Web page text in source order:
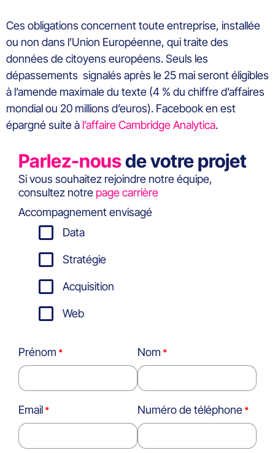
Ces obligations concernent toute entreprise, installée
ou non dans l’Union Européenne, qui traite des
données de citoyens européens. Seuls les
dépassements signalés après le 25 mai seront éligibles
à l’amende maximale du texte (4 % du chiffre d’affaires
mondial ou 20 millions d’euros). Facebook en est
épargné suite à l’affaire Cambridge Analytica.
Parlez-nousde votre projet
Si vous souhaitez rejoindre notre équipe,
consultez notre page carrière
Accompagnement envisagé
Data
Stratégie
Acquisition
Web
Prénom Nom
Email Numéro de téléphone